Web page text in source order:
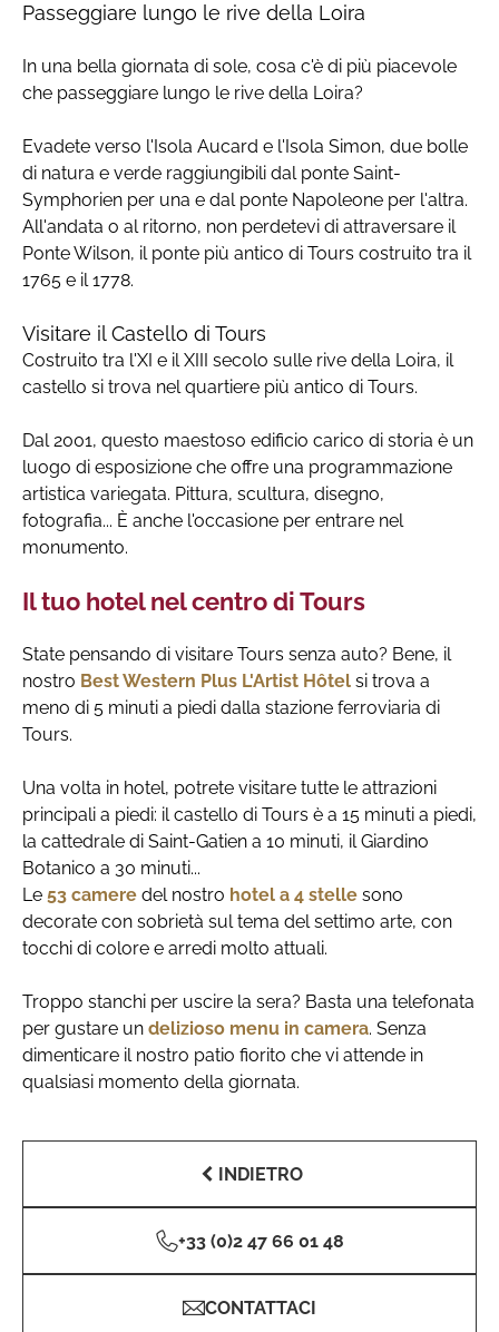
Passeggiare lungo le rive della Loira
In una bella giornata di sole, cosa c'è di più piacevole
che passeggiare lungo le rive della Loira?
Evadete verso l'Isola Aucard e l'Isola Simon, due bolle
di natura e verde raggiungibili dal ponte Saint-
Symphorien per una e dal ponte Napoleone per l'altra.
All'andata o al ritorno, non perdetevi di attraversare il
Ponte Wilson, il ponte più antico di Tours costruito tra il
1765 e il 1778.
Visitare il Castello di Tours
Costruito tra l'XI e il XIII secolo sulle rive della Loira, il
castello si trova nel quartiere più antico di Tours.
Dal 2001, questo maestoso edificio carico di storia è un
luogo di esposizione che offre una programmazione
artistica variegata. Pittura, scultura, disegno,
fotografia... È anche l'occasione per entrare nel
monumento.
Il tuo hotel nel centro di Tours
State pensando di visitare Tours senza auto? Bene, il
nostro Best Western Plus L'Artist Hôtel si trova a
meno di 5 minuti a piedi dalla stazione ferroviaria di
Tours.
Una volta in hotel, potrete visitare tutte le attrazioni
principali a piedi: il castello di Tours è a 15 minuti a piedi,
la cattedrale di Saint-Gatien a 10 minuti, il Giardino
Botanico a 30 minuti...
Le 53 camere del nostro hotel a 4 stelle sono
decorate con sobrietà sul tema del settimo arte, con
tocchi di colore e arredi molto attuali.
Troppo stanchi per uscire la sera? Basta una telefonata
per gustare un delizioso menu in camera. Senza
dimenticare il nostro patio fiorito che vi attende in
qualsiasi momento della giornata.
INDIETRO
+33 (0)2 47 66 01 48
CONTATTACI